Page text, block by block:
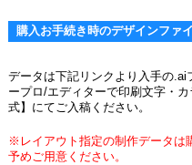
購入お手続き時のデザインファ
データは下記リンクより入手の.ai
ープロ/エディターで印刷文字・
式】にてご入稿ください。
※レイアウト指定の制作データは
予めご用意ください。